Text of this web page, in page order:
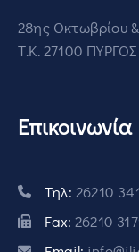
28ης Οκτωβρίου
Τ.Κ. 27100 ΠΥΡΓΟΣ
Επικοινωνία
Τηλ: 26210
Fax: 26210